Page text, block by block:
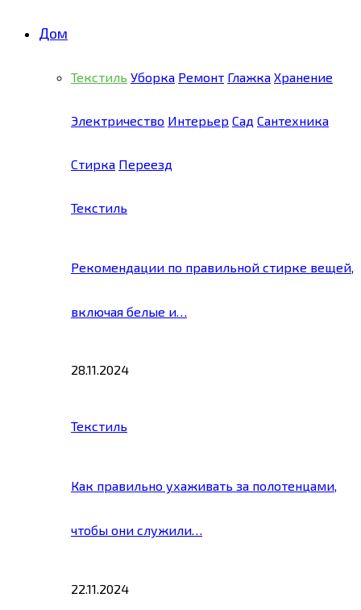
Дом
Текстиль Уборка Ремонт Глажка Хранение
Электричество Интерьер Сад Сантехника
Стирка Переезд
Текстиль
Рекомендации по правильной стирке вещей,
включая белые и…
28.11.2024
Текстиль
Как правильно ухаживать за полотенцами,
чтобы они служили…
22.11.2024